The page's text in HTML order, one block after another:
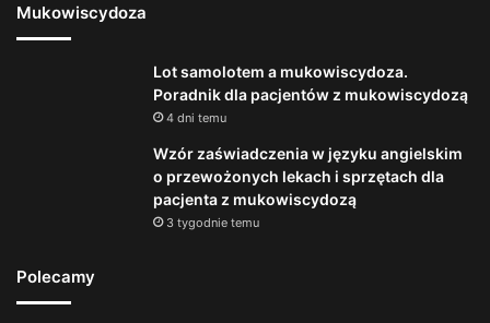
Mukowiscydoza
Lot samolotem a mukowiscydoza.
Poradnik dla pacjentów z mukowiscydozą
4 dni temu
Wzór zaświadczenia w języku angielskim
o przewożonych lekach i sprzętach dla
pacjenta z mukowiscydozą
3 tygodnie temu
Polecamy